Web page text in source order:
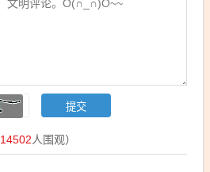
14502人围观）